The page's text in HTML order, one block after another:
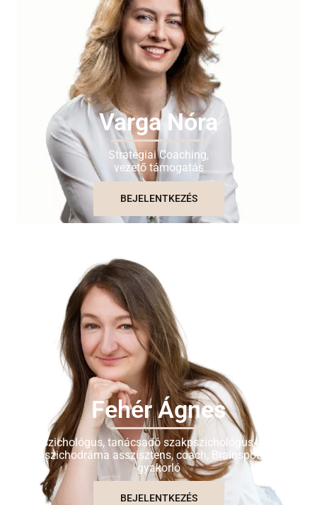
Varga Nóra
Stratégiai Coaching,
vezető támogatás
BEJELENTKEZÉS
Fehér Ágnes
Pszichológus, tanácsadó szakpszichológus-jelölt,
pszichodráma asszisztens, coach, Brainspotting
gyakorló
BEJELENTKEZÉS